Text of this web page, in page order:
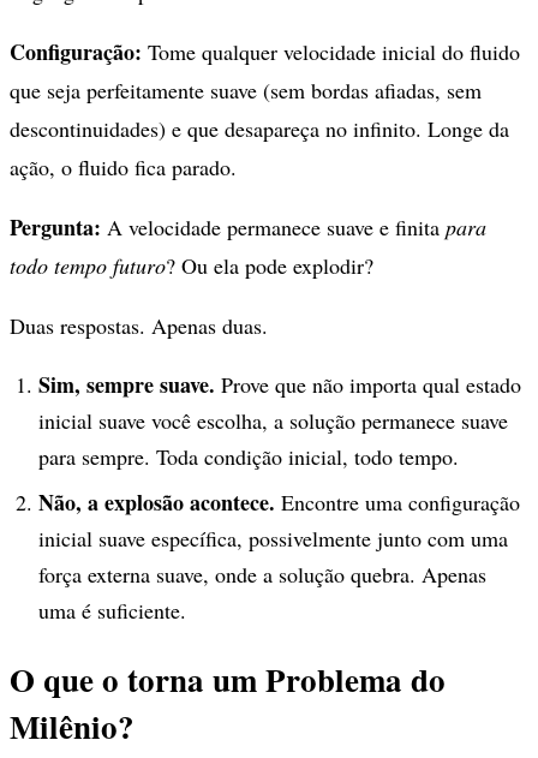
Configuração: Tome qualquer velocidade inicial do fluido
que seja perfeitamente suave (sem bordas afiadas, sem
descontinuidades) e que desapareça no infinito. Longe da
ação, o fluido fica parado.
Pergunta: A velocidade permanece suave e finita para
todo tempo futuro? Ou ela pode explodir?
Duas respostas. Apenas duas.
Sim, sempre suave. Prove que não importa qual estado
inicial suave você escolha, a solução permanece suave
para sempre. Toda condição inicial, todo tempo.
Não, a explosão acontece. Encontre uma configuração
inicial suave específica, possivelmente junto com uma
força externa suave, onde a solução quebra. Apenas
uma é suficiente.
O que o torna um Problema do
Milênio?